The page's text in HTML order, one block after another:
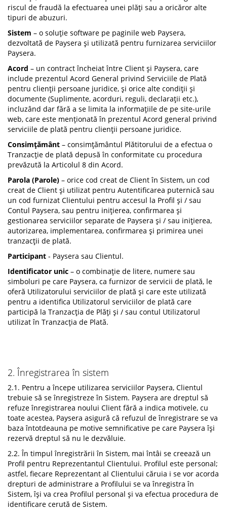
riscul de fraudă la efectuarea unei plăți sau a oricăror alte
tipuri de abuzuri.
Sistem – o soluție software pe paginile web Paysera,
dezvoltată de Paysera și utilizată pentru furnizarea serviciilor
Paysera.
Acord – un contract încheiat între Client și Paysera, care
include prezentul Acord General privind Serviciile de Plată
pentru clienții persoane juridice, și orice alte condiții și
documente (Suplimente, acorduri, reguli, declarații etc.),
incluzând dar fără a se limita la informațiile de pe site-urile
web, care este menționată în prezentul Acord general privind
serviciile de plată pentru clienții persoane juridice.
Consimţământ – consimțământul Plătitorului de a efectua o
Tranzacție de plată depusă în conformitate cu procedura
prevăzută la Articolul 8 din Acord.
Parola (Parole) – orice cod creat de Client în Sistem, un cod
creat de Client și utilizat pentru Autentificarea puternică sau
un cod furnizat Clientului pentru accesul la Profil și / sau
Contul Paysera, sau pentru inițierea, confirmarea și
gestionarea serviciilor separate de Paysera și / sau inițierea,
autorizarea, implementarea, confirmarea și primirea unei
tranzacții de plată.
Participant - Paysera sau Clientul.
Identificator unic – o combinație de litere, numere sau
simboluri pe care Paysera, ca furnizor de servicii de plată, le
oferă Utilizatorului serviciilor de plată și care este utilizată
pentru a identifica Utilizatorul serviciilor de plată care
participă la Tranzacția de Plăți și / sau contul Utilizatorul
utilizat în Tranzacția de Plată.
2. Înregistrarea în sistem
2.1. Pentru a începe utilizarea serviciilor Paysera, Clientul
trebuie să se înregistreze în Sistem. Paysera are dreptul să
refuze înregistrarea noului Client fără a indica motivele, cu
toate acestea, Paysera asigură că refuzul de înregistrare se va
baza întotdeauna pe motive semnificative pe care Paysera își
rezervă dreptul să nu le dezvăluie.
2.2. În timpul înregistrării în Sistem, mai întâi se creează un
Profil pentru Reprezentantul Clientului. Profilul este personal;
astfel, fiecare Reprezentant al Clientului căruia i se vor acorda
drepturi de administrare a Profilului se va înregistra în
Sistem, își va crea Profilul personal și va efectua procedura de
identificare cerută de Sistem.